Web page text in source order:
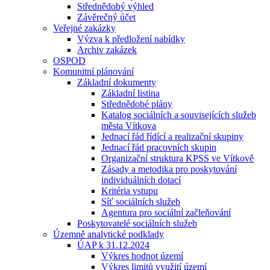
Střednědobý výhled
Závěrečný účet
Veřejné zakázky
Výzva k předložení nabídky
Archiv zakázek
OSPOD
Komunitní plánování
Základní dokumenty
Základní listina
Střednědobé plány
Katalog sociálních a souvisejících služeb
města Vítkova
Jednací řád řídící a realizační skupiny
Jednací řád pracovních skupin
Organizační struktura KPSS ve Vítkově
Zásady a metodika pro poskytování
individuálních dotací
Kritéria vstupu
Síť sociálních služeb
Agentura pro sociální začleňování
Poskytovatelé sociálních služeb
Územně analytické podklady
ÚAP k 31.12.2024
Výkres hodnot území
Výkres limitů využití území